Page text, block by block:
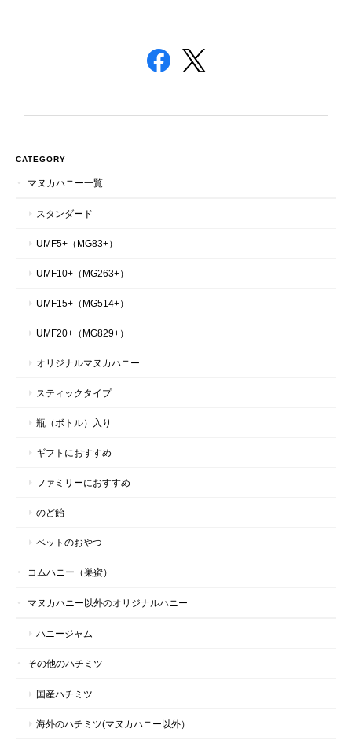
CATEGORY
マヌカハニー一覧
スタンダード
UMF5+（MG83+）
UMF10+（MG263+）
UMF15+（MG514+）
UMF20+（MG829+）
オリジナルマヌカハニー
スティックタイプ
瓶（ボトル）入り
ギフトにおすすめ
ファミリーにおすすめ
のど飴
ペットのおやつ
コムハニー（巣蜜）
マヌカハニー以外のオリジナルハニー
ハニージャム
その他のハチミツ
国産ハチミツ
海外のハチミツ(マヌカハニー以外）